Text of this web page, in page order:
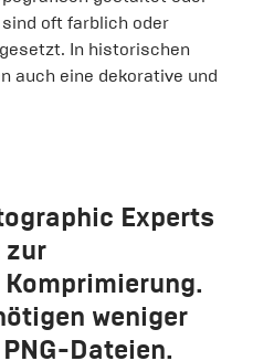
oft farblich oder
In historischen
auch eine dekorative und
Experts
zur
weniger
Dateien.